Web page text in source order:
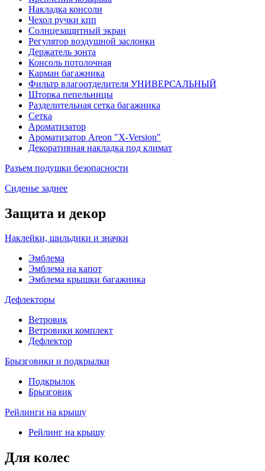
Накладка консоли
Чехол ручки кпп
Солнцезащитный экран
Регулятор воздушной заслонки
Держатель зонта
Консоль потолочная
Карман багажника
Фильтр влагоотделителя УНИВЕРСАЛЬНЫЙ
Шторка пепельницы
Разделительная сетка багажника
Сетка
Ароматизатор
Ароматизатор Areon "X-Version"
Декоративная накладка под климат
Разъем подушки безопасности
Сиденье заднее
Защита и декор
Наклейки, шильдики и значки
Эмблема
Эмблема на капот
Эмблема крышки багажника
Дефлекторы
Ветровик
Ветровики комплект
Дефлектор
Брызговики и подкрылки
Подкрылок
Брызговик
Рейлинги на крышу
Рейлинг на крышу
Для колес